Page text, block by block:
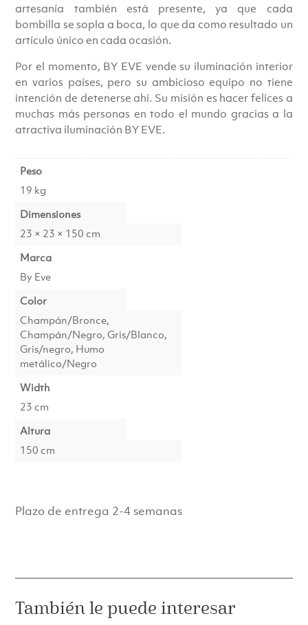
artesanía también está presente, ya que cada
bombilla se sopla a boca, lo que da como resultado un
artículo único en cada ocasión.
Por el momento, BY EVE vende su iluminación interior
en varios países, pero su ambicioso equipo no tiene
intención de detenerse ahí. Su misión es hacer felices a
muchas más personas en todo el mundo gracias a la
atractiva iluminación BY EVE.
Peso
19 kg
Dimensiones
23 × 23 × 150 cm
Marca
By Eve
Color
Champán/Bronce,
Champán/Negro, Gris/Blanco,
Gris/negro, Humo
metálico/Negro
Width
23 cm
Altura
150 cm
Plazo de entrega 2-4 semanas
También le puede interesar